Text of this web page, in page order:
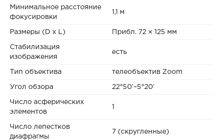
Минимальное расстояние
фокусировки
1,1 м
Размеры (D x L) Прибл. 72 × 125 мм
Стабилизация
изображения
есть
Тип объектива телеобъектив Zoom
Угол обзора 22°50′–5°20′
Число асферических
элементов
1
Число лепестков
диафрагмы
7 (скругленные)